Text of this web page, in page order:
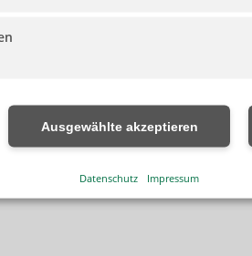
Ausgewählte akzeptieren
Datenschutz Impressum